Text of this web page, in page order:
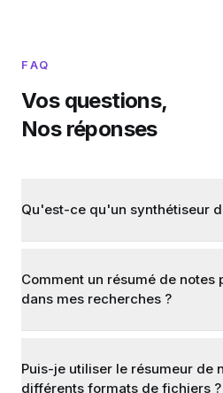
FAQ
Vos questions,
Nos réponses
Qu'est-ce qu'un synthétiseur
Comment un résumé de
dans mes recherches ?
Puis-je utiliser le résumeur de
différents formats de fichiers ?